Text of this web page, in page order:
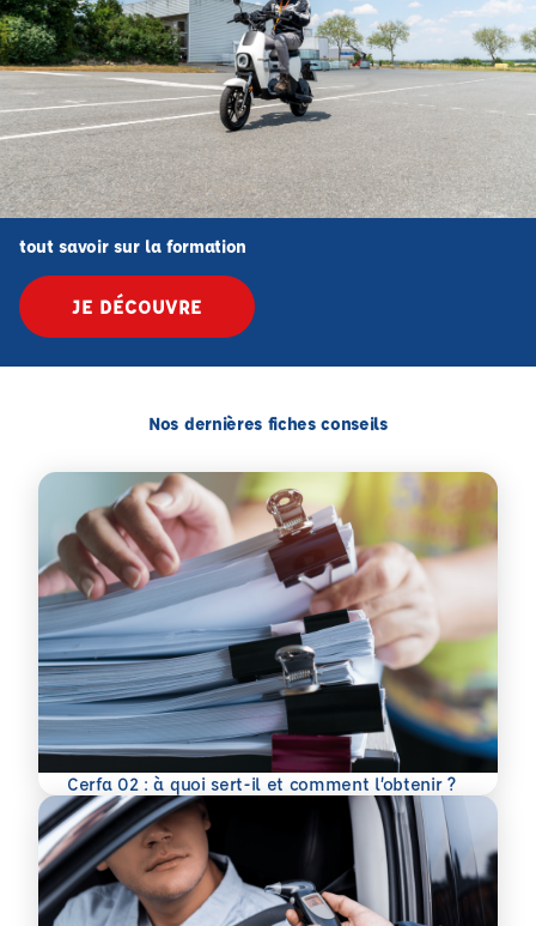
tout savoir sur la formation
JE DÉCOUVRE
Nos dernières fiches conseils
Cerfa 02 : à quoi sert-il et comment l’obtenir ?
En savoir plus